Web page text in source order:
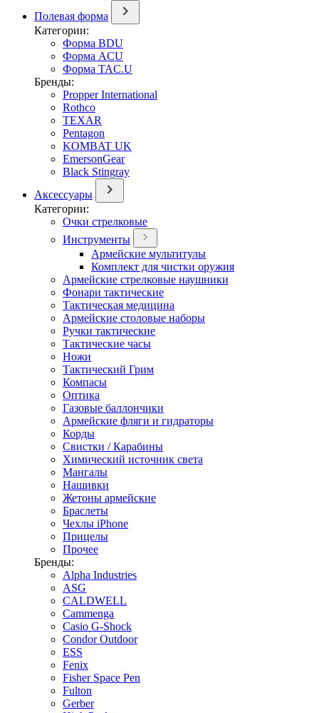
Полевая форма
Категории:
Форма BDU
Форма ACU
Форма TAC.U
Бренды:
Propper International
Rothco
TEXAR
Pentagon
KOMBAT UK
EmersonGear
Black Stingray
Аксессуары
Категории:
Очки стрелковые
Инструменты
Армейские мультитулы
Комплект для чистки оружия
Армейские стрелковые наушники
Фонари тактические
Тактическая медицина
Армейские столовые наборы
Ручки тактические
Тактические часы
Ножи
Тактический Грим
Компасы
Оптика
Газовые баллончики
Армейские фляги и гидраторы
Корды
Свистки / Карабины
Химический источник света
Мангалы
Нашивки
Жетоны армейские
Браслеты
Чехлы iPhone
Прицелы
Прочее
Бренды:
Alpha Industries
ASG
CALDWELL
Cammenga
Casio G-Shock
Condor Outdoor
ESS
Fenix
Fisher Space Pen
Fulton
Gerber